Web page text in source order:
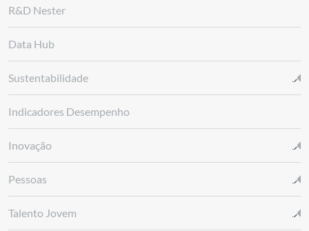
R&D Nester
Data Hub
Sustentabilidade
Indicadores Desempenho
Inovação
Pessoas
Talento Jovem